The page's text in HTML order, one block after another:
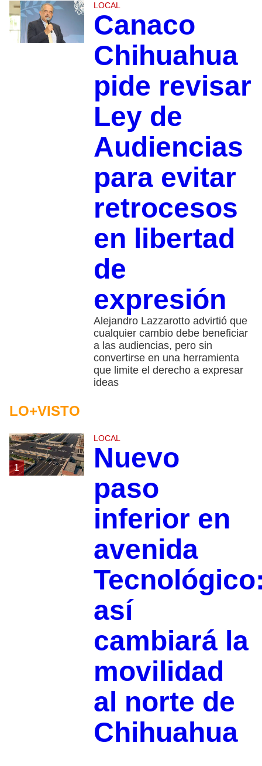
LOCAL
Canaco
Chihuahua
pide revisar
Ley de
Audiencias
para evitar
retrocesos
en libertad
de
expresión
Alejandro Lazzarotto advirtió que
cualquier cambio debe beneficiar
a las audiencias, pero sin
convertirse en una herramienta
que limite el derecho a expresar
ideas
LO+VISTO
1
LOCAL
Nuevo
paso
inferior en
avenida
así
cambiará la
movilidad
al norte de
Chihuahua